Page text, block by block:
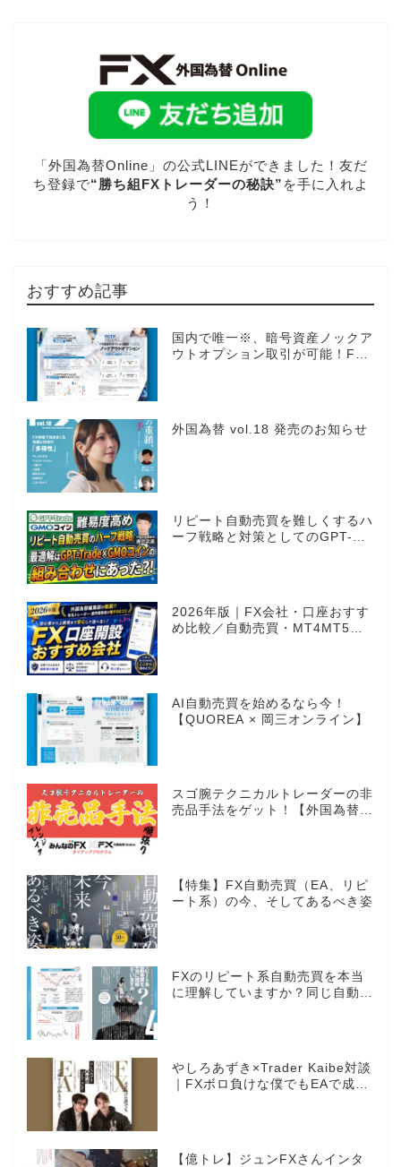
「外国為替Online」の公式LINEができました！友だ
ち登録で“勝ち組FXトレーダーの秘訣” を手に入れよ
う！
おすすめ記事
国内で唯一※、暗号資産ノックア
ウトオプション取引が可能！FX
外国為替 vol.18 発売のお知らせ
リピート自動売買を難しくするハ
ーフ戦略と対策としてのGPT-
2026年版｜FX会社・口座おすす
め比較／自動売買・MT4MT5対
AI自動売買を始めるなら今！
【QUOREA × 岡三オンライン】
スゴ腕テクニカルトレーダーの非
売品手法をゲット！【外国為替×
【特集】FX自動売買（EA、リピ
ート系）の今、そしてあるべき姿
FXのリピート系自動売買を本当
に理解していますか？同じ自動売
やしろあずき×Trader Kaibe対談
｜FXボロ負けな僕でもEAで成り
【億トレ】ジュンFXさんインタ